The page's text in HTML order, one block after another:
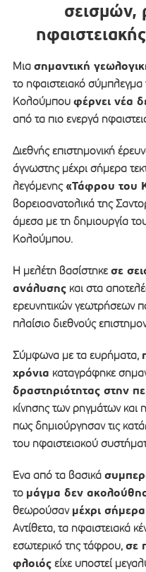
σεισμών,
Μια σημαντική
το ηφαιστειακό σύμπλεγμα
Κολούμπου φέρνει νέα
από τα πιο ενεργά
Διεθνής επιστημονική
άγνωστης μέχρι σήμερα
λεγόμενης «Τάφρου του
βορειοανατολικά της
άμεσα με τη δημιουργία
Κολούμπου.
Η μελέτη βασίστηκεσε
ανάλυσηςκαι στα
ερευνητικών γεωτρήσεων
πλαίσιο διεθνούς
Σύμφωνα με τα ευρήματα,
χρόνια καταγράφηκε
δραστηριότητας στην
κίνησης των ρηγμάτων και
πως δημιούργησαν τις
του ηφαιστειακού
Ένα από τα βασικά
το μάγμα δεν
θεωρούσαν μέχρι
Αντίθετα, τα ηφαιστειακά
εσωτερικό της τάφρου, σε
φλοιόςείχε υποστεί